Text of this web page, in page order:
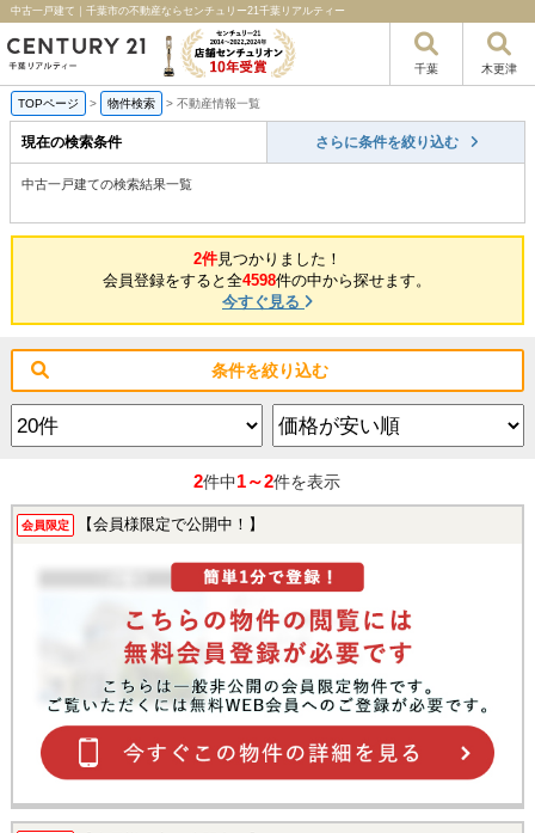
中古一戸建て｜千葉市の不動産ならセンチュリー21千葉リアルティー
千葉 木更津
TOPページ > 物件検索 > 不動産情報一覧
現在の検索条件 さらに条件を絞り込む
中古一戸建ての検索結果一覧
2件見つかりました！
会員登録をすると全4598件の中から探せます。
今すぐ見る
条件を絞り込む
2件中1～2件を表示
会員限定 【会員様限定で公開中！】